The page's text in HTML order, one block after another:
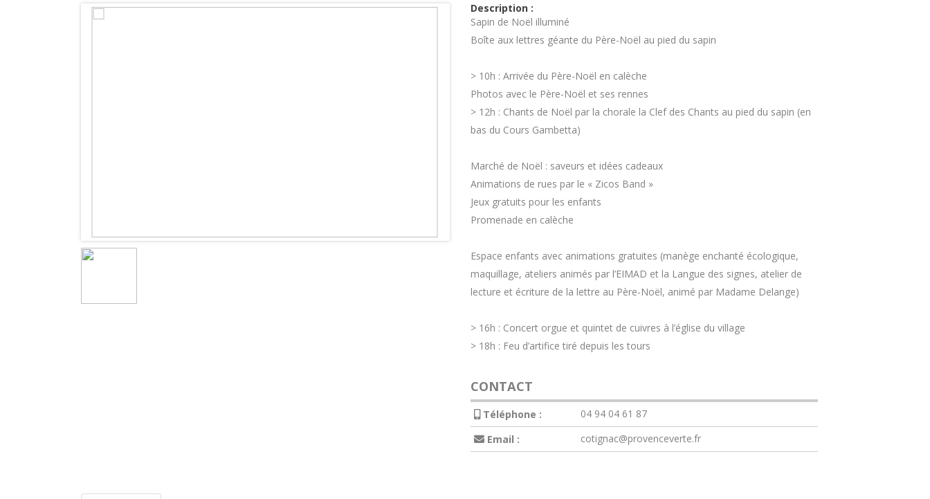
Description :
Sapin de Noël illuminé
Boîte aux lettres géante du Père-Noël au pied du sapin
> 10h : Arrivée du Père-Noël en calèche
Photos avec le Père-Noël et ses rennes
> 12h : Chants de Noël par la chorale la Clef des Chants au pied du sapin (en
bas du Cours Gambetta)
Marché de Noël : saveurs et idées cadeaux
Animations de rues par le « Zicos Band »
Jeux gratuits pour les enfants
Promenade en calèche
Espace enfants avec animations gratuites (manège enchanté écologique,
maquillage, ateliers animés par l’EIMAD et la Langue des signes, atelier de
lecture et écriture de la lettre au Père-Noël, animé par Madame Delange)
> 16h : Concert orgue et quintet de cuivres à l’église du village
> 18h : Feu d’artifice tiré depuis les tours
CONTACT
Téléphone :
04 94 04 61 87
Email :
cotignac@provenceverte.fr